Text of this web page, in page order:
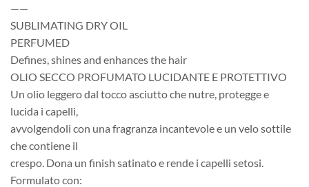
——
SUBLIMATING DRY OIL
PERFUMED
Defines, shines and enhances the hair
OLIO SECCO PROFUMATO LUCIDANTE E PROTETTIVO
Un olio leggero dal tocco asciutto che nutre, protegge e
lucida i capelli,
avvolgendoli con una fragranza incantevole e un velo sottile
che contiene il
crespo. Dona un finish satinato e rende i capelli setosi.
Formulato con: